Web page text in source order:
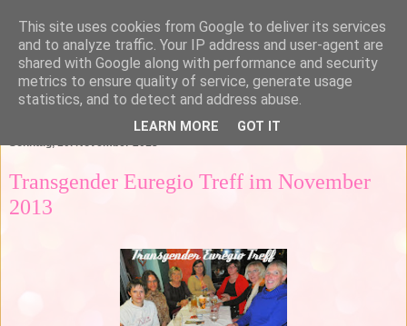
Sonntag, 10. November 2013
Transgender Euregio Treff im November
2013
This site uses cookies from Google to deliver its services
and to analyze traffic. Your IP address and user-agent are
shared with Google along with performance and security
metrics to ensure quality of service, generate usage
statistics, and to detect and address abuse.
LEARN MORE GOT IT